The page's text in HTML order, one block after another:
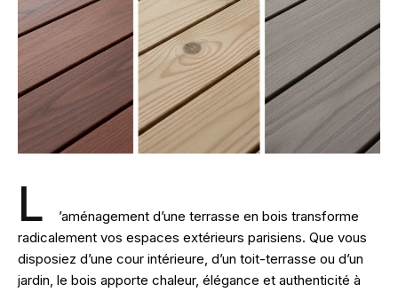
L
’aménagement d’une terrasse en bois transforme
radicalement vos espaces extérieurs parisiens. Que vous
disposiez d’une cour intérieure, d’un toit-terrasse ou d’un
jardin, le bois apporte chaleur, élégance et authenticité à